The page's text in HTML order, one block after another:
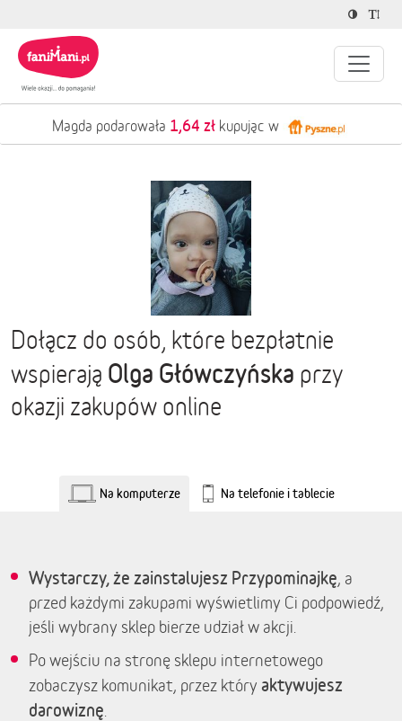
Magda podarowała 1,64 zł kupując w
Dołącz do osób, które bezpłatnie
wspierają Olga Główczyńska przy
okazji zakupów online
Na komputerze Na telefonie i tablecie
Wystarczy, że zainstalujesz Przypominajkę, a
przed każdymi zakupami wyświetlimy Ci podpowiedź,
jeśli wybrany sklep bierze udział w akcji.
Po wejściu na stronę sklepu internetowego
zobaczysz komunikat, przez który aktywujesz
darowiznę